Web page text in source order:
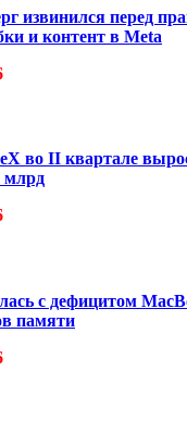
извинился перед
и контент в Meta
во II квартале
млрд
с дефицитом
памяти